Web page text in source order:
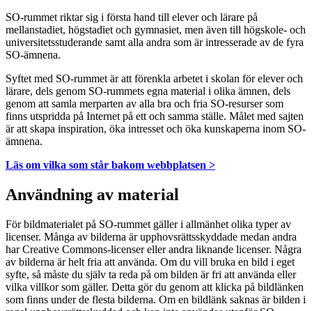
SO-rummet riktar sig i första hand till elever och lärare på
mellanstadiet, högstadiet och gymnasiet, men även till högskole- och
universitetsstuderande samt alla andra som är intresserade av de fyra
SO-ämnena.
Syftet med SO-rummet är att förenkla arbetet i skolan för elever och
lärare, dels genom SO-rummets egna material i olika ämnen, dels
genom att samla merparten av alla bra och fria SO-resurser som
finns utspridda på Internet på ett och samma ställe. Målet med sajten
är att skapa inspiration, öka intresset och öka kunskaperna inom SO-
ämnena.
Läs om vilka som står bakom webbplatsen >
Användning av material
För bildmaterialet på SO-rummet gäller i allmänhet olika typer av
licenser. Många av bilderna är upphovsrättsskyddade medan andra
har Creative Commons-licenser eller andra liknande licenser. Några
av bilderna är helt fria att använda. Om du vill bruka en bild i eget
syfte, så måste du själv ta reda på om bilden är fri att använda eller
vilka villkor som gäller. Detta gör du genom att klicka på bildlänken
som finns under de flesta bilderna. Om en bildlänk saknas är bilden i